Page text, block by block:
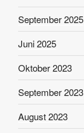
September 2025
Juni 2025
Oktober 2023
September 2023
August 2023